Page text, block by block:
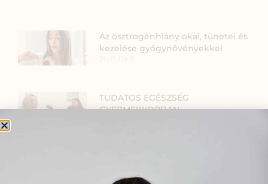
Az ösztrogénhiány okai, tünetei és
kezelése gyógynövényekkel
TUDATOS EGÉSZSÉG
GYERMEKKORBAN –